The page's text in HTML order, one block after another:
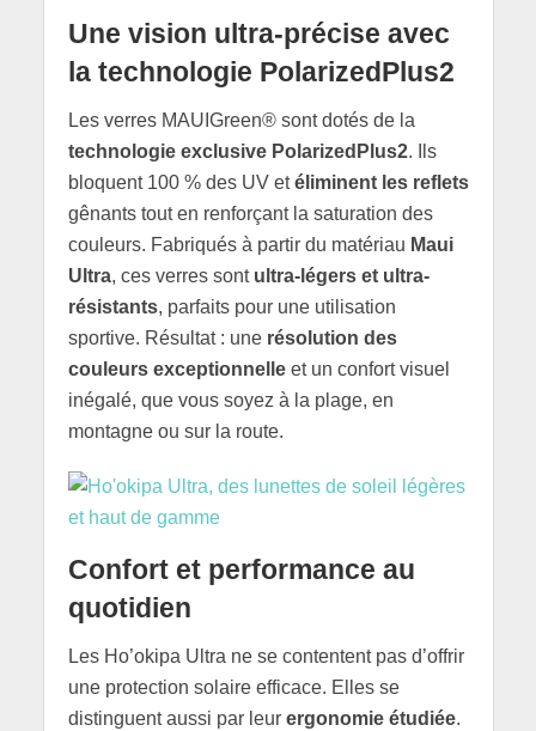
Une vision ultra-précise avec
la technologie PolarizedPlus2
Les verres MAUIGreen® sont dotés de la
technologie exclusive PolarizedPlus2. Ils
bloquent 100 % des UV etéliminent les reflets
gênants tout en renforçant la saturation des
couleurs. Fabriqués à partir du matériau Maui
Ultra, ces verres sont ultra-légers et ultra-
résistants, parfaits pour une utilisation
sportive. Résultat : une résolution des
couleurs exceptionnelleet un confort visuel
inégalé, que vous soyez à la plage, en
montagne ou sur la route.
Confort et performance au
quotidien
Les Ho’okipa Ultra ne se contentent pas d’offrir
une protection solaire efficace. Elles se
distinguent aussi par leur ergonomie étudiée.